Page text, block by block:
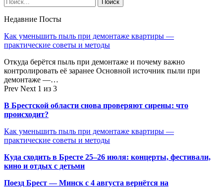
Недавние Посты
Как уменьшить пыль при демонтаже квартиры —
практические советы и методы
Откуда берётся пыль при демонтаже и почему важно
контролировать её заранее Основной источник пыли при
демонтаже —…
Prev Next 1 из 3
В Брестской области снова проверяют сирены: что
происходит?
Как уменьшить пыль при демонтаже квартиры —
практические советы и методы
Куда сходить в Бресте 25–26 июля: концерты, фестивали,
кино и отдых с детьми
Поезд Брест — Минск с 4 августа вернётся на